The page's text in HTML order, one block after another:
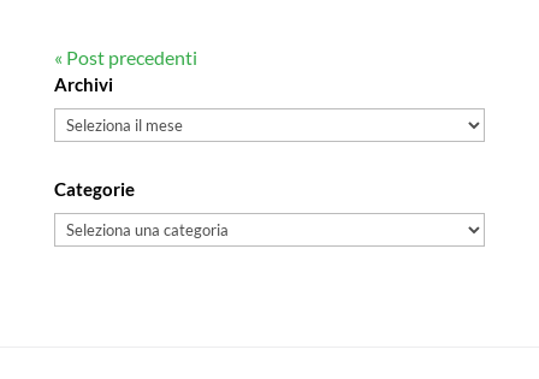
« Post precedenti
Archivi
Archivi
Categorie
Categorie